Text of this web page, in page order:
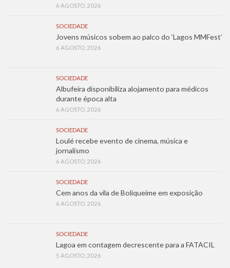
6 AGOSTO, 2026
SOCIEDADE
Jovens músicos sobem ao palco do ‘Lagos MMFest’
6 AGOSTO, 2026
SOCIEDADE
Albufeira disponibiliza alojamento para médicos
durante época alta
6 AGOSTO, 2026
SOCIEDADE
Loulé recebe evento de cinema, música e
jornalismo
6 AGOSTO, 2026
SOCIEDADE
Cem anos da vila de Boliqueime em exposição
6 AGOSTO, 2026
SOCIEDADE
Lagoa em contagem decrescente para a FATACIL
5 AGOSTO, 2026